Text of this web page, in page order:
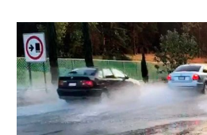
(Diario
Cambio)